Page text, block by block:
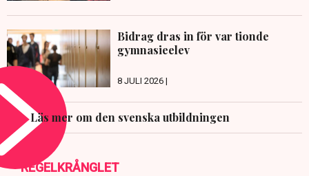
Bidrag dras in för var tionde
gymnasieelev
8 JULI 2026 |
Läs mer om den svenska utbildningen
REGELKRÅNGLET